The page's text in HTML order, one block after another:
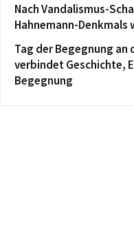
Nach Vandalismus-
Hahnemann-
Tag der Begegnung
verbindet Geschichte,
Begegnung